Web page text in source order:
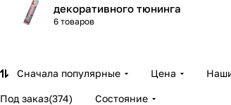
декоративного тюнинга
6 товаров
Сначала популярные Цена
Под заказ(374) Состояние